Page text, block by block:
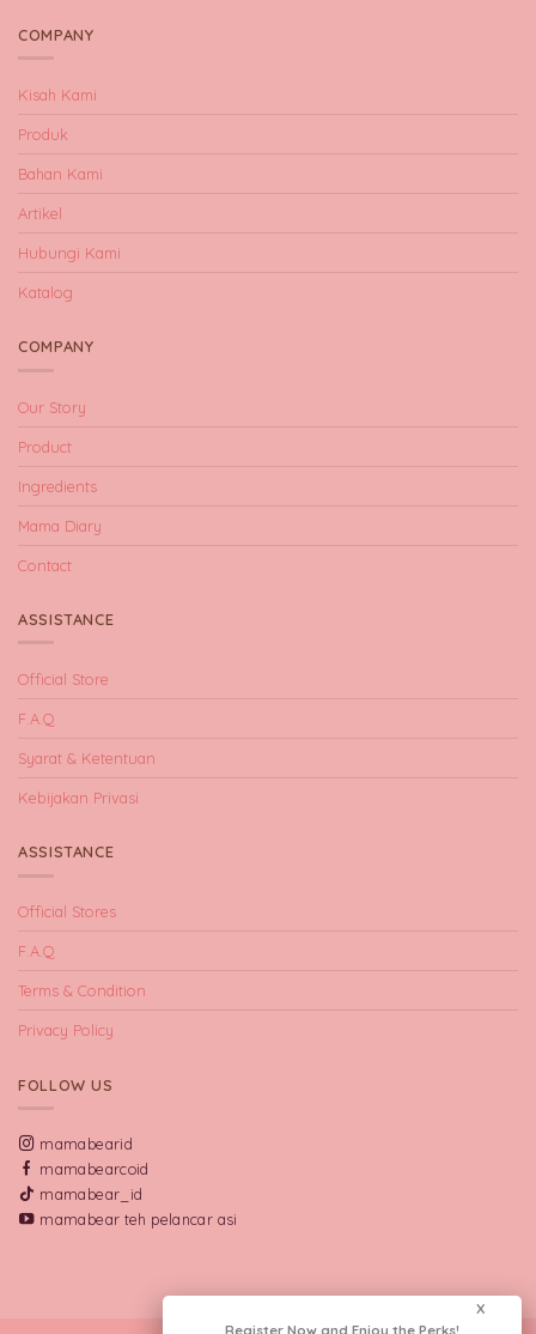
COMPANY
Kisah Kami
Produk
Bahan Kami
Artikel
Hubungi Kami
Katalog
COMPANY
Our Story
Product
Ingredients
Mama Diary
Contact
ASSISTANCE
Official Store
F.A.Q
Syarat & Ketentuan
Kebijakan Privasi
ASSISTANCE
Official Stores
F.A.Q
Terms & Condition
Privacy Policy
FOLLOW US
mamabearid
mamabearcoid
mamabear_id
mamabear teh pelancar asi
X
Register Now and Enjoy the Perks!